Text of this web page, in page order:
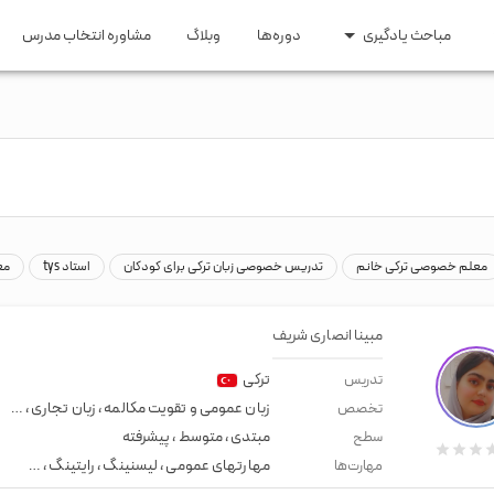
ایتالیایی ترکی عربی روسی
هندی سوئدی هلندی گیلکی
مباحث یادگیری
و مهاجرت
مقاطع تحصیلی
زبان کنکور ارشد و دکتری
دوره‌ها وبلاگ مشاوره انتخاب مدرس
معلم خصوصی ترکی خانم تدریس خصوصی زبان ترکی برای کودکان استاد tys
مبینا انصاری شریف
تدریس ترکی
تخصص زبان عمومی و تقویت مکالمه،زبان تجاری،
سطح مبتدی،متوسط،پیشرفته
مهارت‌ها مهارتهای عمومی،لیسنینگ،رایتینگ،لهجه